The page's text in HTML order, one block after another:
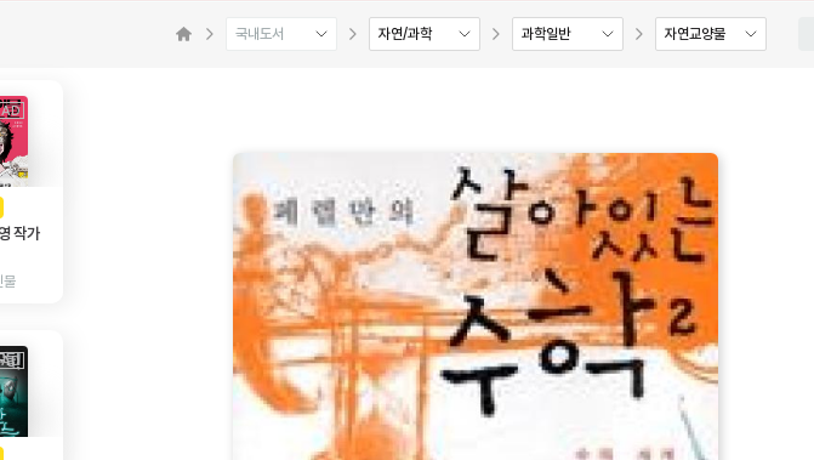
국내도서 자연/과학 과학일반 자연교양물
AD
작가
물
AD